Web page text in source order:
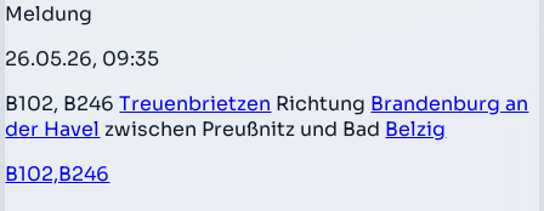
Meldung
26.05.26, 09:35
B102, B246Treuenbrietzen Richtung Brandenburg an
der Havel zwischen Preußnitz und Bad Belzig
B102,B246